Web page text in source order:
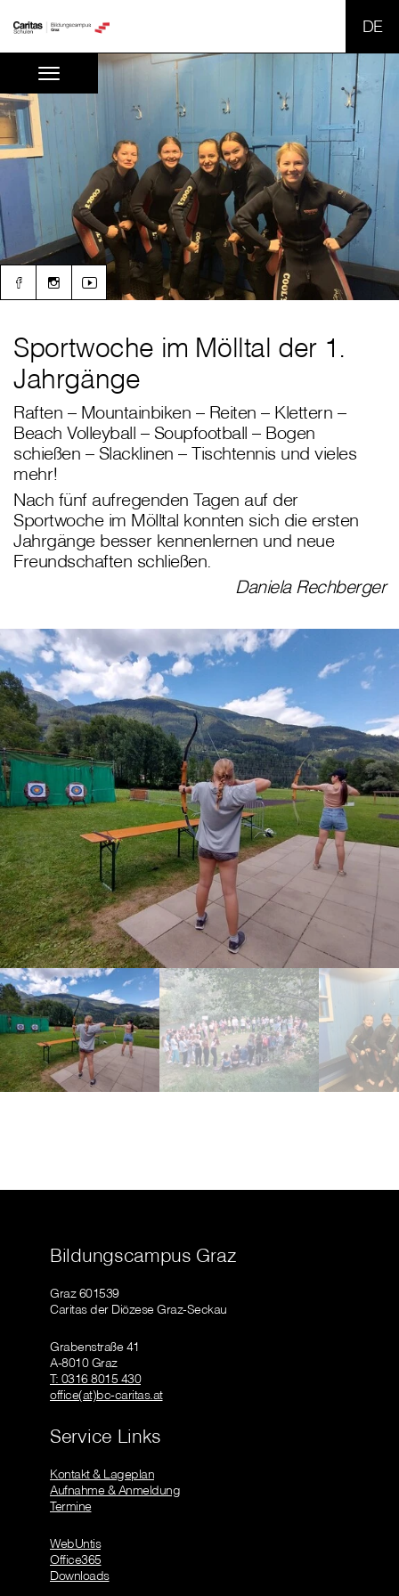
Sportwoche im Mölltal der 1.
Jahrgänge
Raften – Mountainbiken – Reiten – Klettern –
Beach Volleyball – Soupfootball – Bogen
schießen – Slacklinen – Tischtennis und vieles
mehr!
Nach fünf aufregenden Tagen auf der
Sportwoche im Mölltal konnten sich die ersten
Jahrgänge besser kennenlernen und neue
Freundschaften schließen.
Daniela Rechberger
Bildungscampus Graz
Graz 601539
Caritas der Diözese Graz-Seckau
Grabenstraße 41
A-8010 Graz
T: 0316 8015 430
office(at)bc-caritas.at
Service Links
Kontakt & Lageplan
Aufnahme & Anmeldung
Termine
WebUntis
Office365
Downloads